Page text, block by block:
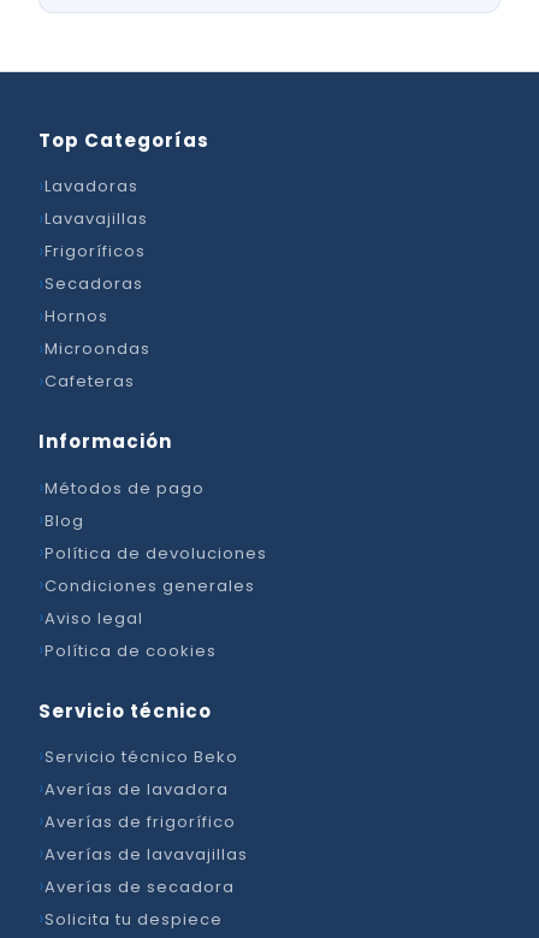
Top Categorías
Lavadoras
Lavavajillas
Frigoríficos
Secadoras
Hornos
Microondas
Cafeteras
Información
Métodos de pago
Blog
Política de devoluciones
Condiciones generales
Aviso legal
Política de cookies
Servicio técnico
Servicio técnico Beko
Averías de lavadora
Averías de frigorífico
Averías de lavavajillas
Averías de secadora
Solicita tu despiece